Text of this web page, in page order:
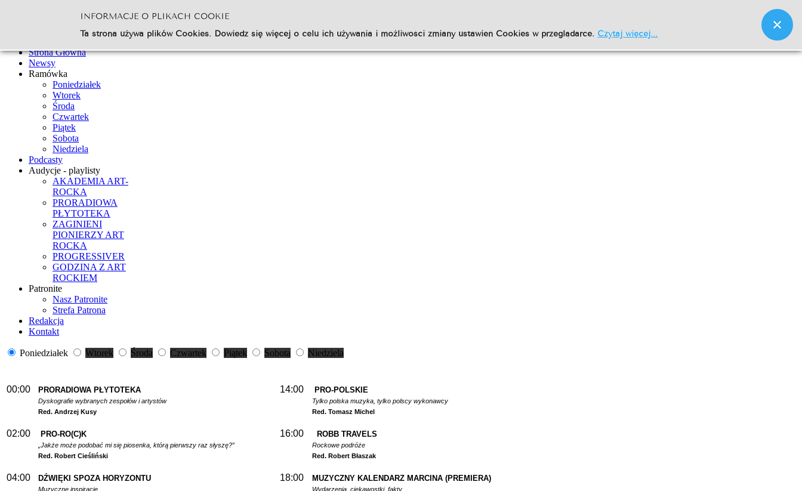
Go
Strona Główna
Newsy
Ramówka
Poniedziałek
Wtorek
Środa
Czwartek
Piątek
Sobota
Niedziela
Podcasty
Audycje - playlisty
AKADEMIA ART-
ROCKA
PRORADIOWA
PŁYTOTEKA
ZAGINIENI
PIONIERZY ART
ROCKA
PROGRESSIVER
GODZINA Z ART
ROCKIEM
Patronite
Nasz Patronite
Strefa Patrona
Redakcja
Kontakt
Poniedziałek Wtorek Środa Czwartek Piątek Sobota Niedziela
00:00 PRORADIOWA PŁYTOTEKA
Dyskografie wybranych zespołów i artystów
Red. Andrzej Kusy
14:00 PRO-POLSKIE
Tylko polska muzyka, tylko polscy wykonawcy
Red. Tomasz Michel
02:00 PRO-RO(C)K
„Jakże może podobać mi się piosenka, którą pierwszy raz słyszę?”
Red. Robert Cieśliński
16:00 ROBB TRAVELS
Rockowe podróże
Red. Robert Błaszak
04:00 DŹWIĘKI SPOZA HORYZONTU
Muzyczne inspiracje
18:00 MUZYCZNY KALENDARZ MARCINA (PREMIERA)
Wydarzenia, ciekawostki, fakty
INFORMACJE O PLIKACH COOKIE
Ta strona używa plików Cookies. Dowiedz się więcej o celu ich używania i możliwości zmiany ustawień Cookies w przeglądarce.Czytaj więcej...